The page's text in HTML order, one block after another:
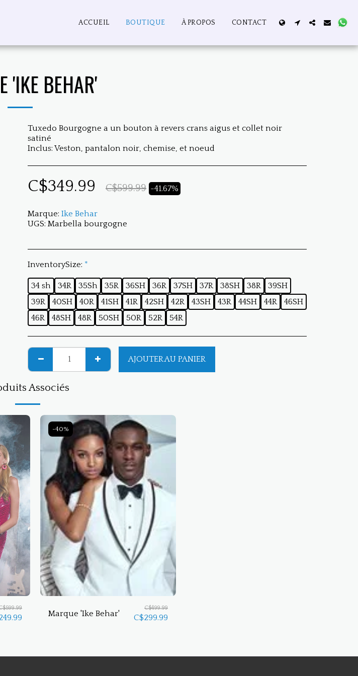
ACCUEIL BOUTIQUE À PROPOS CONTACT
'IKE BEHAR'
Tuxedo Bourgogne a un bouton à revers crans aigus et collet noir
satiné
Inclus: Veston, pantalon noir, chemise, et noeud
C$349.99 C$599.99 -41.67%
Marque: Ike Behar
UGS: Marbella bourgogne
InventorySize: *
34 sh 34R 35Sh 35R 36SH 36R 37SH 37R 38SH 38R
39SH
39R
40SH 40R 41SH 41R 42SH 42R 43SH 43R 44SH 44R
46SH
46R
48SH 48R 50SH 50R 52R 54R
AJOUTER AU PANIER
Associés
599.99
-40%
Marque 'Ike Behar'
C$499.99
C$299.99